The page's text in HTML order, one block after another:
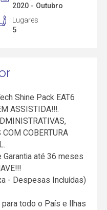
2020 - Outubro
Lugares
5
Shine Pack EAT6
ASSISTIDA!!!.
COBERTURA
até 36 meses
- Despesas Incluídas)
todo o País e Ilhas